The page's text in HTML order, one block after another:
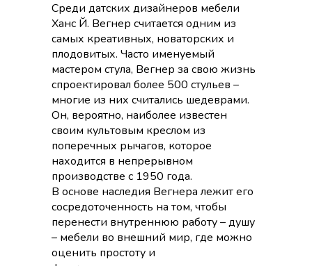
Среди датских дизайнеров мебели
Ханс Й. Вегнер считается одним из
самых креативных, новаторских и
плодовитых. Часто именуемый
мастером стула, Вегнер за свою жизнь
спроектировал более 500 стульев –
многие из них считались шедеврами.
Он, вероятно, наиболее известен
своим культовым креслом из
поперечных рычагов, которое
находится в непрерывном
производстве с 1950 года.
В основе наследия Вегнера лежит его
сосредоточенность на том, чтобы
перенести внутреннюю работу – душу
– мебели во внешний мир, где можно
оценить простоту и